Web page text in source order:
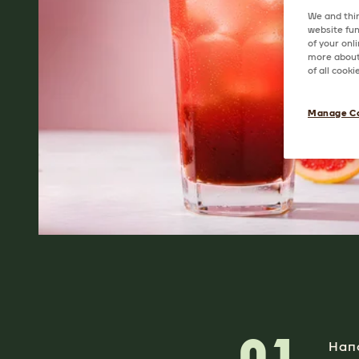
We and
website
of your
more
of all
Manage